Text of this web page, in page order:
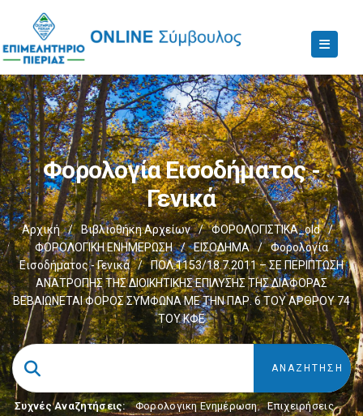
Φορολογία Εισοδήματος -
Γενικά
Αρχική / Βιβλιοθήκη Αρχείων / ΦΟΡΟΛΟΓΙΣΤΙΚΑ_old
/
ΦΟΡΟΛΟΓΙΚΗ ΕΝΗΜΕΡΩΣΗ
/ ΕΙΣΟΔΗΜΑ /
Φορολογία
Εισοδήματος - Γενικά
/
ΠΟΛ.1153/18.7.2011 – ΣΕ ΠΕΡΙΠΤΩΣΗ
ΑΝΑΤΡΟΠΗΣ ΤΗΣ ΔΙΟΙΚΗΤΙΚΗΣ ΕΠΙΛΥΣΗΣ ΤΗΣ ΔΙΑΦΟΡΑΣ
ΒΕΒΑΙΩΝΕΤΑΙ ΦΟΡΟΣ ΣΥΜΦΩΝΑ ΜΕ ΤΗΝ ΠΑΡ. 6 ΤΟΥ ΑΡΘΡΟΥ 74
ΤΟΥ ΚΦΕ
Συχνές Αναζητήσεις: Φορολογικη Ενημέρωση, Επιχειρήσεις